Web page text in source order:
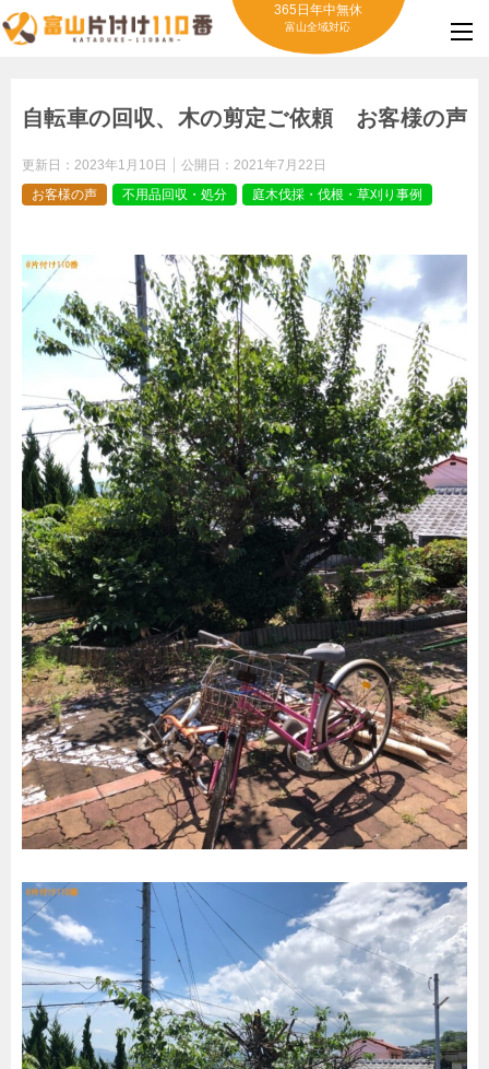
365日年中無休
富山全域対応
自転車の回収、木の剪定ご依頼 お客様の声
更新日： 2023年1月10日 公開日： 2021年7月22日
お客様の声
不用品回収・処分 庭木伐採・伐根・草刈り事例